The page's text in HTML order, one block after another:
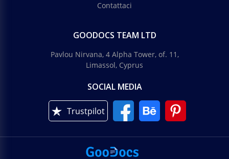
Contattaci
GOODOCS TEAM LTD
Pavlou Nirvana, 4 Alpha Tower, of. 11,
Limassol, Cyprus
SOCIAL MEDIA
Trustpilot